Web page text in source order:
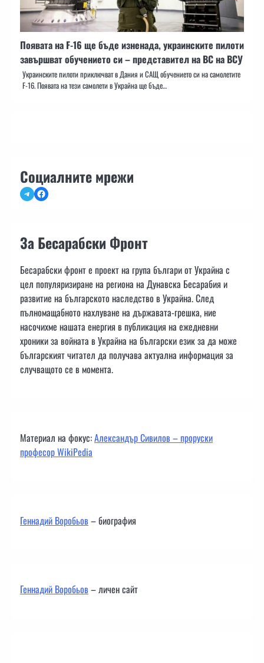
Появата на F-16 ще бъде изненада, украинските пилоти
завършват обучението си – представител на ВС на ВСУ
Украинските пилоти приключват в Дания и САЩ обучението си на самолетите
F-16. Появата на тези самолети в Украйна ще бъде…
Социалните мрежи
TelegramFacebook
За Бесарабски Фронт
Бесарабски фронт е проект на група българи от Украйна с
цел популяризиране на региона на Дунавска Бесарабия и
развитие на българското наследство в Украйна. След
пълномащабното нахлуване на държавата-грешка, ние
насочихме нашата енергия в публикация на ежедневни
хроники за войната в Украйна на български език за да може
българският читател да получава актуална информация за
случващото се в момента.
Материал на фокус:Александър Сивилов – проруски
професор WikiPedia
Геннадий Воробьов– биография
Геннадий Воробьов– личен сайт